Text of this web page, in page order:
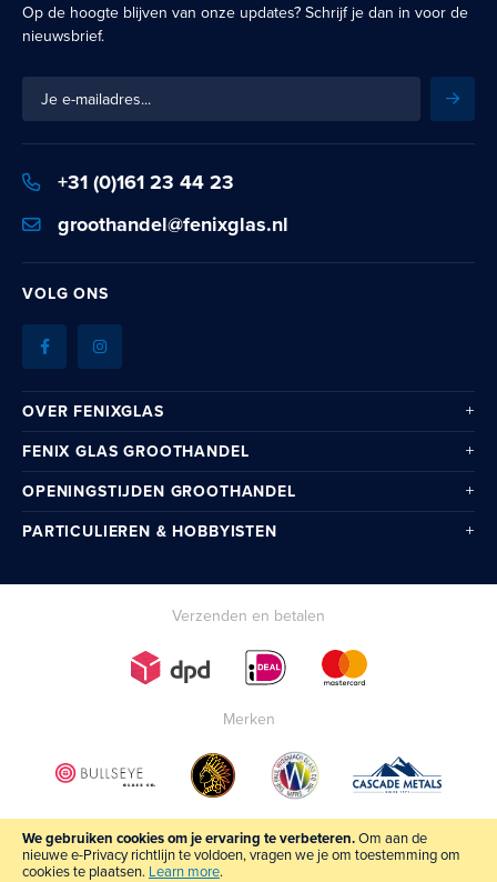
We gebruiken cookies om je ervaring te verbeteren.Om aan de
nieuwe e-Privacy richtlijn te voldoen, vragen we je om toestemming om
cookies te plaatsen. Learn more.
Op de hoogte blijven van onze updates? Schrijf je dan in voor de
nieuwsbrief.
onze
+31 (0)161 23 44 23
groothandel@fenixglas.nl
VOLG ONS
OVER FENIXGLAS
FENIX GLAS GROOTHANDEL
OPENINGSTIJDEN GROOTHANDEL
PARTICULIEREN & HOBBYISTEN
Verzenden en betalen
Merken